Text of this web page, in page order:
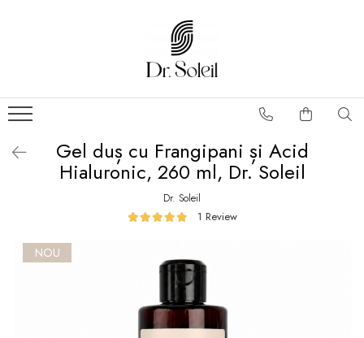
Gel duș cu Frangipani și Acid
Hialuronic, 260 ml, Dr. Soleil
Dr. Soleil
1 Review
NOU